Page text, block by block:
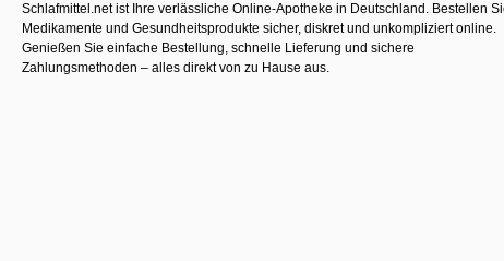
Schlafmittel.net ist Ihre verlässliche Online-Apotheke in Deutschland. Bestellen
Medikamente und Gesundheitsprodukte sicher, diskret und unkompliziert online.
Genießen Sie einfache Bestellung, schnelle Lieferung und sichere
Zahlungsmethoden – alles direkt von zu Hause aus.